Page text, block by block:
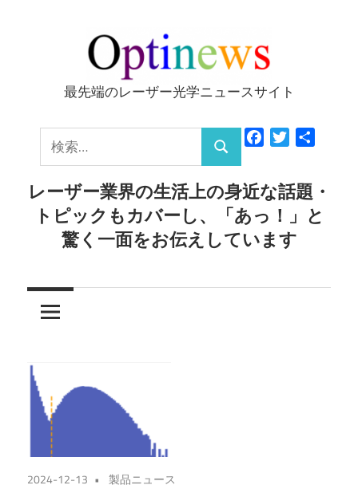
ッ
Optinews
最先端のレーザー光学ニュースサイト
索:
検
索
FacebookTwitter
レーザー業界の生活上の身近な話題・
トピックもカバーし、「あっ！」と
驚く一面をお伝えしています
2024-12-13 製品ニュース